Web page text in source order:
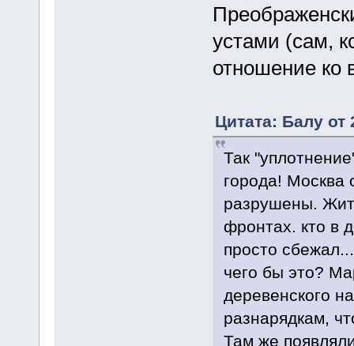
устами (сам,
отношение ко
Цитата: Балу от
Так
города! Москва
разрушены.
фронтах. кто в
просто
чего бы это?
деревенского
разнарядкам,
Там же